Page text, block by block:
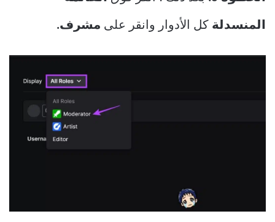
المنسدلة كل الأدوار وانقر على مشرف.